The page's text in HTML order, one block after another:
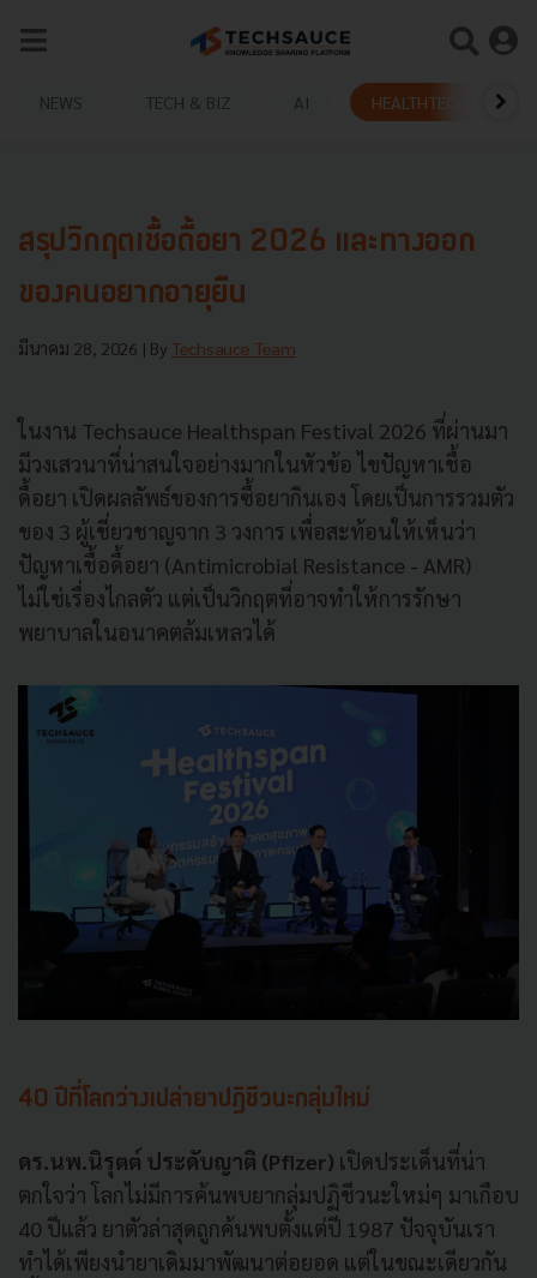
NEWS TECH & BIZ AI HEALTHTECH
สรุปวิกฤตเชื้อดื้อยา 2026 และทางออก
ของคนอยากอายุยืน
มีนาคม 28, 2026 | By Techsauce Team
ในงาน Techsauce Healthspan Festival 2026 ที่ผ่านมา
มีวงเสวนาที่น่าสนใจอย่างมากในหัวข้อ ไขปัญหาเชื้อ
ดื้อยา เปิดผลลัพธ์ของการซื้อยากินเอง โดยเป็นการรวมตัว
ของ 3 ผู้เชี่ยวชาญจาก 3 วงการ เพื่อสะท้อนให้เห็นว่า
ปัญหาเชื้อดื้อยา (Antimicrobial Resistance - AMR)
ไม่ใช่เรื่องไกลตัว แต่เป็นวิกฤตที่อาจทำให้การรักษา
พยาบาลในอนาคตล้มเหลวได้
40 ปีที่โลกว่างเปล่ายาปฏิชีวนะกลุ่มใหม่
ดร.นพ.นิรุตต์ ประดับญาติ (Pfizer) เปิดประเด็นที่น่า
ตกใจว่า โลกไม่มีการค้นพบยากลุ่มปฏิชีวนะใหม่ๆ มาเกือบ
40 ปีแล้ว ยาตัวล่าสุดถูกค้นพบตั้งแต่ปี 1987 ปัจจุบันเรา
ทำได้เพียงนำยาเดิมมาพัฒนาต่อยอด แต่ในขณะเดียวกัน